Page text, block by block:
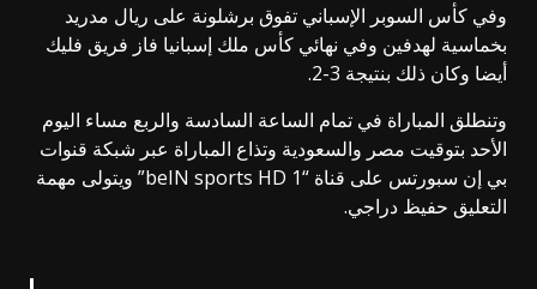
وفي كأس السوبر الإسباني تفوق برشلونة على ريال مدريد
بخماسية لهدفين وفي نهائي كأس ملك إسبانيا فاز فريق فليك
أيضا وكان ذلك بنتيجة 3-2.
وتنطلق المباراة في تمام الساعة السادسة والربع مساء اليوم
الأحد بتوقيت مصر والسعودية وتذاع المباراة عبر شبكة قنوات
بي إن سبورتس على قناة “beIN sports HD 1” ويتولى مهمة
التعليق حفيظ دراجي.